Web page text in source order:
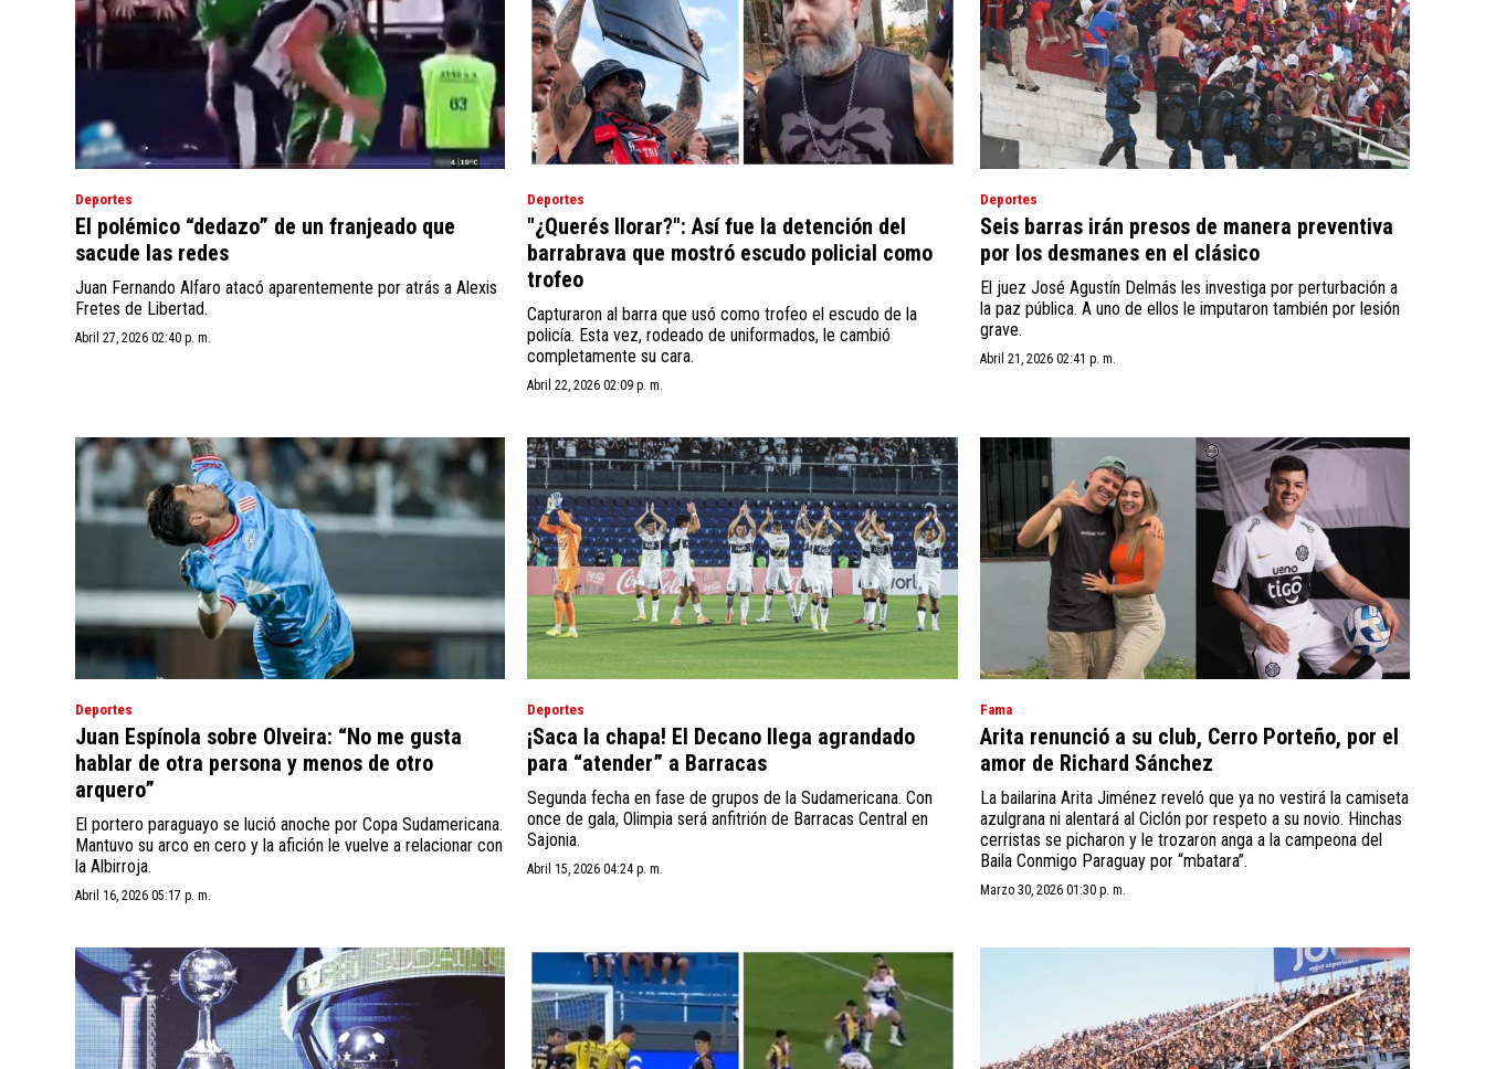
Deportes
El polémico “dedazo” de un franjeado que
sacude las redes
Juan Fernando Alfaro atacó aparentemente por atrás a Alexis
Fretes de Libertad.
Abril 27, 2026 02:40 p. m.
Deportes
"¿Querés llorar?": Así fue la detención del
barrabrava que mostró escudo policial como
trofeo
Capturaron al barra que usó como trofeo el escudo de la
policía. Esta vez, rodeado de uniformados, le cambió
completamente su cara.
Abril 22, 2026 02:09 p. m.
Deportes
Seis barras irán presos de manera preventiva
por los desmanes en el clásico
El juez José Agustín Delmás les investiga por perturbación a
la paz pública. A uno de ellos le imputaron también por lesión
grave.
Abril 21, 2026 02:41 p. m.
Deportes
Juan Espínola sobre Olveira: “No me gusta
hablar de otra persona y menos de otro
arquero”
El portero paraguayo se lució anoche por Copa Sudamericana.
Mantuvo su arco en cero y la afición le vuelve a relacionar con
la Albirroja.
Abril 16, 2026 05:17 p. m.
Deportes
¡Saca la chapa! El Decano llega agrandado
para “atender” a Barracas
Segunda fecha en fase de grupos de la Sudamericana. Con
once de gala, Olimpia será anfitrión de Barracas Central en
Sajonia.
Abril 15, 2026 04:24 p. m.
Fama
Arita renunció a su club, Cerro Porteño, por el
amor de Richard Sánchez
La bailarina Arita Jiménez reveló que ya no vestirá la camiseta
azulgrana ni alentará al Ciclón por respeto a su novio. Hinchas
cerristas se picharon y le trozaron anga a la campeona del
Baila Conmigo Paraguay por “mbatara”.
Marzo 30, 2026 01:30 p. m.